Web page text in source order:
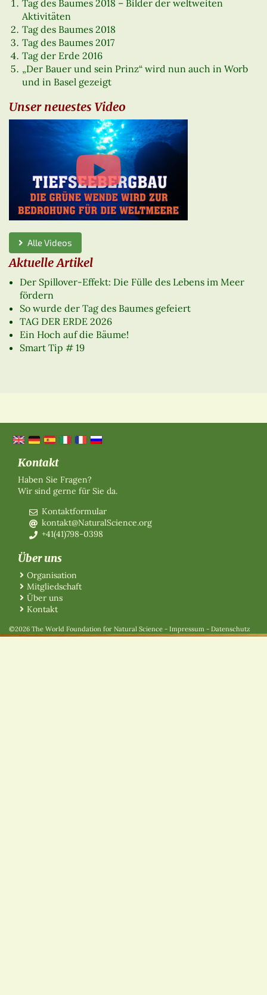
Tag des Baumes 2018 – Bilder der weltweiten
Aktivitäten
Tag des Baumes 2018
Tag des Baumes 2017
Tag der Erde 2016
„Der Bauer und sein Prinz“ wird nun auch in Worb
und in Basel gezeigt
Unser neuestes Video
Alle Videos
Aktuelle Artikel
Der Spillover-Effekt: Die Fülle des Lebens im Meer
fördern
So wurde der Tag des Baumes gefeiert
TAG DER ERDE 2026
Ein Hoch auf die Bäume!
Smart Tip # 19
Kontakt
Haben Sie Fragen?
Wir sind gerne für Sie da.
Kontaktformular
kontakt@NaturalScience.org
+41(41)798-0398
Über uns
Organisation
Mitgliedschaft
Über uns
Kontakt
©2026 The World Foundation for Natural Science - Impressum - Datenschutz